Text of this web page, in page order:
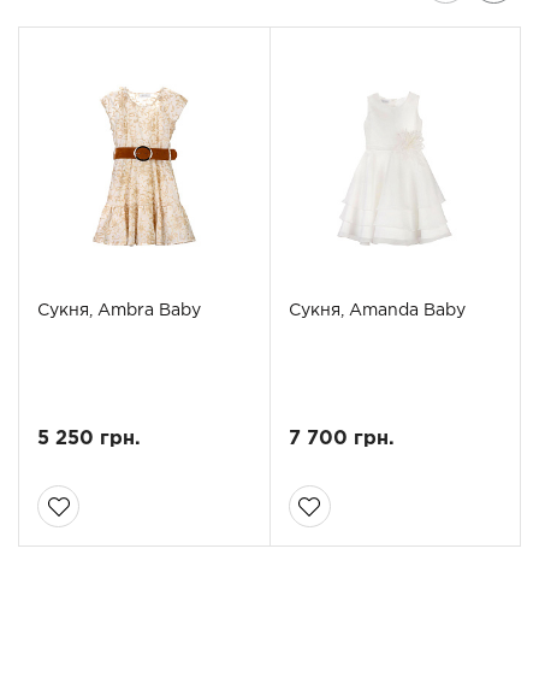
Сукня, Ambra Baby
5 250 грн.
Сукня, Amanda Baby
7 700 грн.